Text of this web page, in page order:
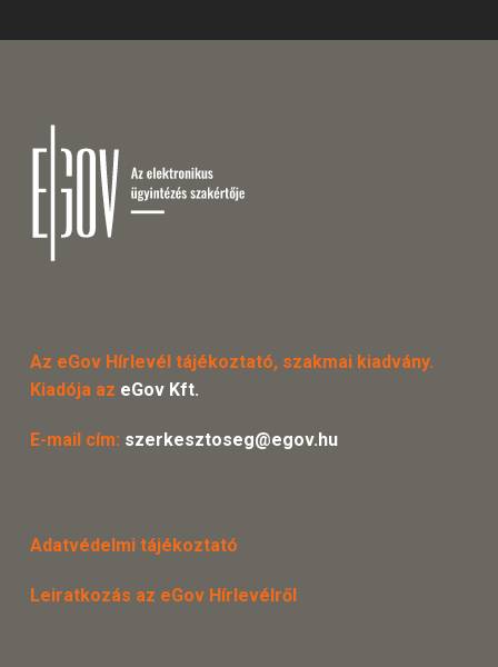
Az eGov Hírlevél tájékoztató, szakmai kiadvány.
Kiadója az eGov Kft.
E-mail cím: szerkesztoseg@egov.hu
Adatvédelmi tájékoztató
Leiratkozás az eGov Hírlevélről